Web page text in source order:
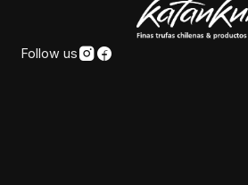
Follow us